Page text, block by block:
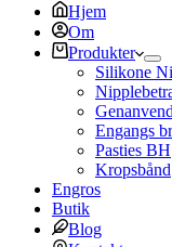
Hjem
Om
Produkter
Silikone
Engangs
Pasties BH
Kropsbånd
Engros
Butik
Blog